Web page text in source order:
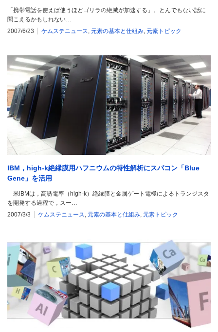
「携帯電話を使えば使うほどゴリラの絶滅が加速する」。とんでもない話に
聞こえるかもしれない…
2007/6/23
ケムステニュース, 元素の基本と仕組み, 元素トピック
IBM，high-k絶縁膜用ハフニウムの特性解析にスパコン「Blue
Gene」を活用
米IBMは，高誘電率（high-k）絶縁膜と金属ゲート電極によるトランジスタ
を開発する過程で，スー…
2007/3/3
ケムステニュース, 元素の基本と仕組み, 元素トピック